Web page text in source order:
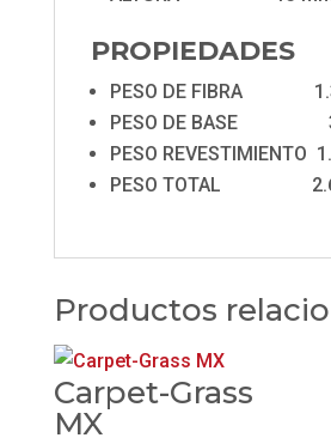
PROPIEDADES
PESO DE FIBRA
PESO DE BASE
PESO REVESTIMIENTO
PESO TOTAL
Productos
Carpet-Grass
MX